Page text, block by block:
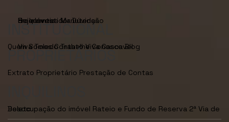
Seja Investidor
Dúvidas Frequentes
Manutenção de Imóveis
INSTITUCIONAL
Quem Somos Contato Viva Cascavel
Viva Toledo Trabalhe Conosco Blog
PROPRIETÁRIOS
Extrato Proprietário Prestação de Contas
Desocupação do imóvel Rateio e Fundo de Reserva
2ª Via de Boleto